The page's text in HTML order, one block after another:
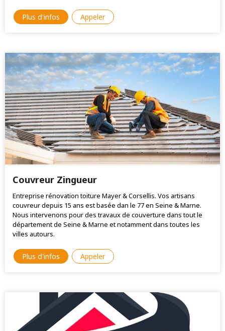
Plus d'infos Appeler
Couvreur Zingueur
Entreprise rénovation toiture Mayer & Corsellis. Vos artisans
couvreur depuis 15 ans est basée dan le 77 en Seine & Marne.
Nous intervenons pour des travaux de couverture dans tout le
département de Seine & Marne et notamment dans toutes les
villes autours.
Plus d'infos Appeler